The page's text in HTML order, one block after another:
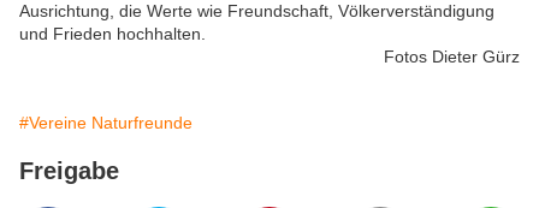
Ausrichtung, die Werte wie Freundschaft, Völkerverständigung
und Frieden hochhalten.
Fotos Dieter Gürz
#Vereine Naturfreunde
Freigabe